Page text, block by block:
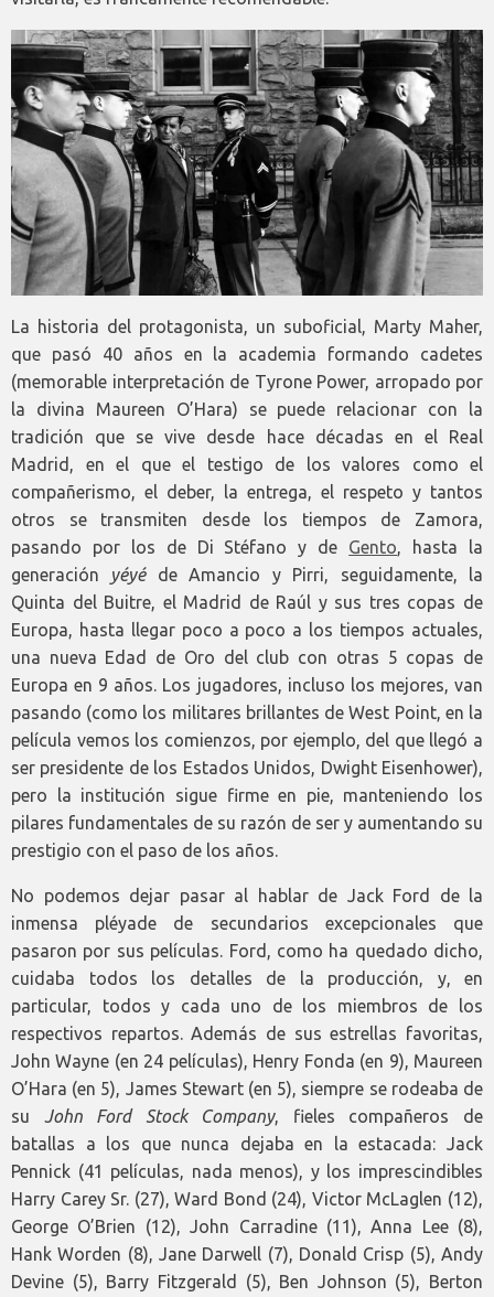
La historia del protagonista, un suboficial, Marty Maher,
que pasó 40 años en la academia formando cadetes
(memorable interpretación de Tyrone Power, arropado por
la divina Maureen O’Hara) se puede relacionar con la
tradición que se vive desde hace décadas en el Real
Madrid, en el que el testigo de los valores como el
compañerismo, el deber, la entrega, el respeto y tantos
otros se transmiten desde los tiempos de Zamora,
pasando por los de Di Stéfano y de Gento , hasta la
generación yéyéde Amancio y Pirri, seguidamente, la
Quinta del Buitre, el Madrid de Raúl y sus tres copas de
Europa, hasta llegar poco a poco a los tiempos actuales,
una nueva Edad de Oro del club con otras 5 copas de
Europa en 9 años. Los jugadores, incluso los mejores, van
pasando (como los militares brillantes de West Point, en la
película vemos los comienzos, por ejemplo, del que llegó a
ser presidente de los Estados Unidos, Dwight Eisenhower),
pero la institución sigue firme en pie, manteniendo los
pilares fundamentales de su razón de ser y aumentando su
prestigio con el paso de los años.
No podemos dejar pasar al hablar de Jack Ford de la
inmensa pléyade de secundarios excepcionales que
pasaron por sus películas. Ford, como ha quedado dicho,
cuidaba todos los detalles de la producción, y, en
particular, todos y cada uno de los miembros de los
respectivos repartos. Además de sus estrellas favoritas,
John Wayne (en 24 películas), Henry Fonda (en 9), Maureen
O’Hara (en 5), James Stewart (en 5), siempre se rodeaba de
su
John Ford Stock Company, fieles compañeros de
batallas a los que nunca dejaba en la estacada: Jack
Pennick (41 películas, nada menos), y los imprescindibles
Harry Carey Sr. (27), Ward Bond (24), Victor McLaglen (12),
George O’Brien (12), John Carradine (11), Anna Lee (8),
Hank Worden (8), Jane Darwell (7), Donald Crisp (5), Andy
Devine (5), Barry Fitzgerald (5), Ben Johnson (5), Berton